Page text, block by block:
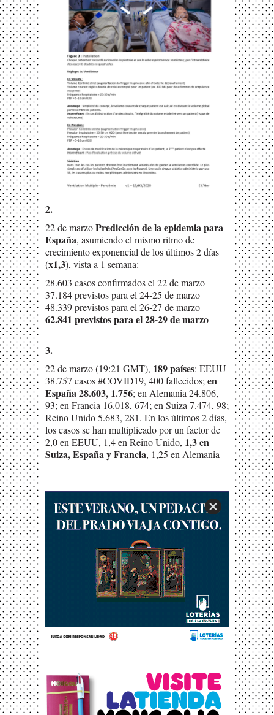
2.
22 de marzoPredicción de la epidemia para
España, asumiendo el mismo ritmo de
crecimiento exponencial de los últimos 2 días
(x1,3), vista a 1 semana:
28.603 casos confirmados el 22 de marzo
37.184 previstos para el 24-25 de marzo
48.339 previstos para el 26-27 de marzo
62.841 previstos para el 28-29 de marzo
3.
22 de marzo (19:21 GMT), 189 países: EEUU
38.757 casos #COVID19, 400 fallecidos; en
España 28.603, 1.756; en Alemania 24.806,
93; en Francia 16.018, 674; en Suiza 7.474, 98;
Reino Unido 5.683, 281. En los últimos 2 días,
los casos se han multiplicado por un factor de
2,0 en EEUU, 1,4 en Reino Unido, 1,3 en
Suiza, España y Francia, 1,25 en Alemania